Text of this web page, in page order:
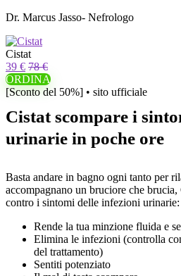
Dr. Marcus Jasso- Nefrologo
Cistat
39 € 78 €
ORDINA
[Sconto del 50%] • sito ufficiale
Cistat scompare i
urinarie in poche ore
Basta andare in bagno ogni tanto per
accompagnano un bruciore che
contro i sintomi delle infezioni urinarie:
Rende la tua minzione fluida e
Elimina le infezioni (controlla
del trattamento)
Sentiti potenziato